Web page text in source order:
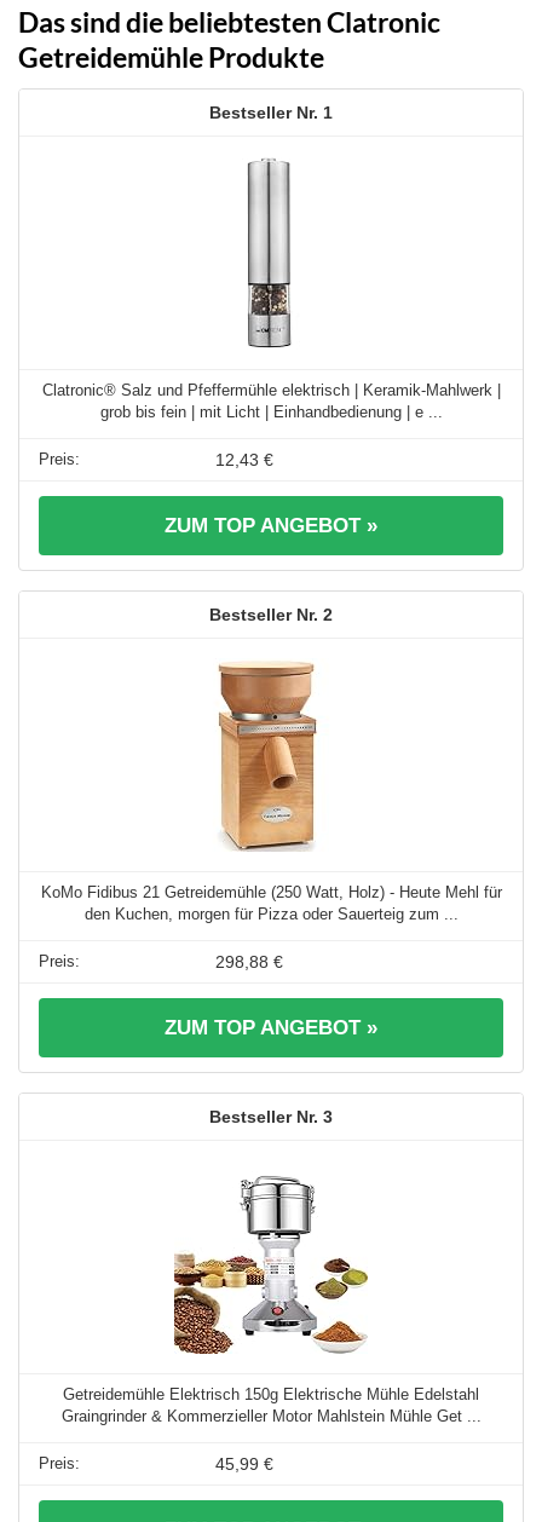
Das sind die beliebtesten Clatronic
Getreidemühle Produkte
1
Clatronic® Salz und Pfeffermühle elektrisch | Keramik-Mahlwerk |
grob bis fein | mit Licht | Einhandbedienung | e ...
12,43 €
ZUM TOP ANGEBOT »
2
KoMo Fidibus 21 Getreidemühle (250 Watt, Holz) - Heute Mehl für
den Kuchen, morgen für Pizza oder Sauerteig zum ...
298,88 €
ZUM TOP ANGEBOT »
3
Getreidemühle Elektrisch 150g Elektrische Mühle Edelstahl
Graingrinder & Kommerzieller Motor Mahlstein Mühle Get ...
45,99 €